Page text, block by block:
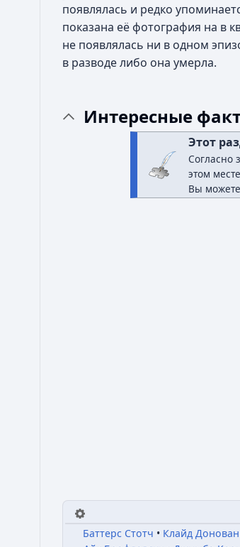
появлялась и редко
показана её фотография на в
не появлялась ни в одном
в разводе либо она умерла.
Интересные
Этот
Согласно
этом
Вы можете
Баттерс Стотч Клайд Донован